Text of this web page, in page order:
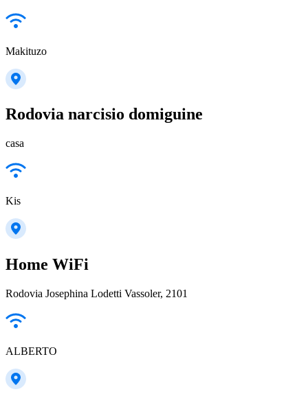
Makituzo
Rodovia narcisio domiguine
casa
Kis
Home WiFi
Rodovia Josephina Lodetti Vassoler, 2101
ALBERTO